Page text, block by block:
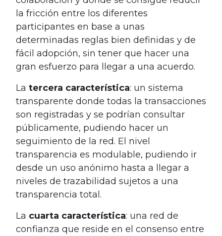
la fricción entre los diferentes
participantes en base a unas
determinadas reglas bien definidas y de
fácil adopción, sin tener que hacer una
gran esfuerzo para llegar a una acuerdo.
La tercera característica: un sistema
transparente donde todas la transacciones
son registradas y se podrían consultar
públicamente, pudiendo hacer un
seguimiento de la red. El nivel
transparencia es modulable, pudiendo ir
desde un uso anónimo hasta a llegar a
niveles de trazabilidad sujetos a una
transparencia total.
La cuarta característica: una red de
confianza que reside en el consenso entre